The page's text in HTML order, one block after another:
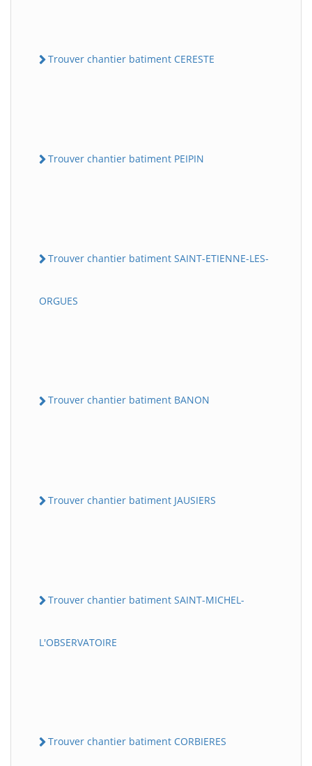
Trouver chantier batiment CERESTE
Trouver chantier batiment PEIPIN
Trouver chantier batiment SAINT-ETIENNE-LES-
ORGUES
Trouver chantier batiment BANON
Trouver chantier batiment JAUSIERS
Trouver chantier batiment SAINT-MICHEL-
L'OBSERVATOIRE
Trouver chantier batiment CORBIERES